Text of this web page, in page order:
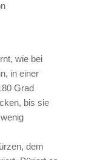
wie bei
in einer
Grad
bis sie
dem